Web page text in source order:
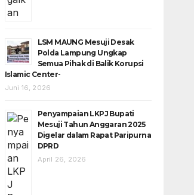
LSM MAUNG Mesuji Desak
Polda Lampung Ungkap
Semua Pihak di Balik Korupsi
Islamic Center-
Juni 16, 2026
Penyampaian LKPJ Bupati
Mesuji Tahun Anggaran 2025
Digelar dalam Rapat Paripurna
DPRD
April 26, 2026